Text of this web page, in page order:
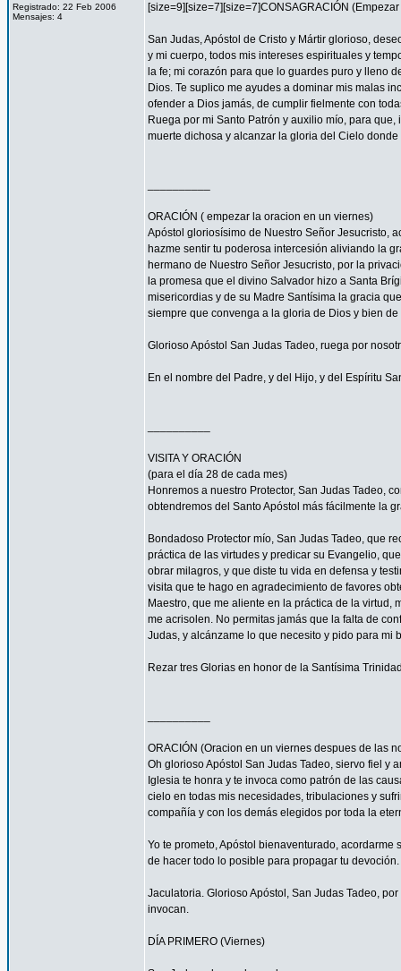
Registrado: 22 Feb 2006
Mensajes: 4
[size=9][size=7][size=7]CONSAGRACIÓN
San Judas, Apóstol de Cristo y Mártir glorioso,
y mi cuerpo, todos mis intereses espirituales y
la fe; mi corazón para que lo guardes puro y lleno
Dios. Te suplico me ayudes a dominar mis malas
ofender a Dios jamás, de cumplir fielmente con
Ruega por mi Santo Patrón y auxilio mío, para
muerte dichosa y alcanzar la gloria del Cielo
ORACIÓN ( empezar la oracion en un viernes)
Apóstol gloriosísimo de Nuestro Señor Jesucristo,
hazme sentir tu poderosa intercesión aliviando la
hermano de Nuestro Señor Jesucristo, por la
la promesa que el divino Salvador hizo a Santa
misericordias y de su Madre Santísima la gracia
siempre que convenga a la gloria de Dios y bien de
Glorioso Apóstol San Judas Tadeo, ruega por
En el nombre del Padre, y del Hijo, y del Espíritu
VISITA Y ORACIÓN
(para el día 28 de cada mes)
Honremos a nuestro Protector, San Judas Tadeo,
obtendremos del Santo Apóstol más fácilmente la
Bondadoso Protector mío, San Judas Tadeo, que
práctica de las virtudes y predicar su Evangelio,
obrar milagros, y que diste tu vida en defensa y
visita que te hago en agradecimiento de favores
Maestro, que me aliente en la práctica de la
me acrisolen. No permitas jamás que la falta de
Judas, y alcánzame lo que necesito y pido para mi
Rezar tres Glorias en honor de la Santísima
ORACIÓN (Oracion en un viernes despues de las
Oh glorioso Apóstol San Judas Tadeo, siervo fiel y
Iglesia te honra y te invoca como patrón de las
cielo en todas mis necesidades, tribulaciones y
compañía y con los demás elegidos por toda la
Yo te prometo, Apóstol bienaventurado,
de hacer todo lo posible para propagar tu devoción.
Jaculatoria. Glorioso Apóstol, San Judas Tadeo,
invocan.
DÍA PRIMERO (Viernes)